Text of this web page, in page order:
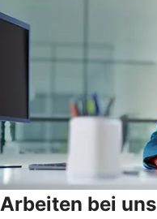
Arbeiten bei uns